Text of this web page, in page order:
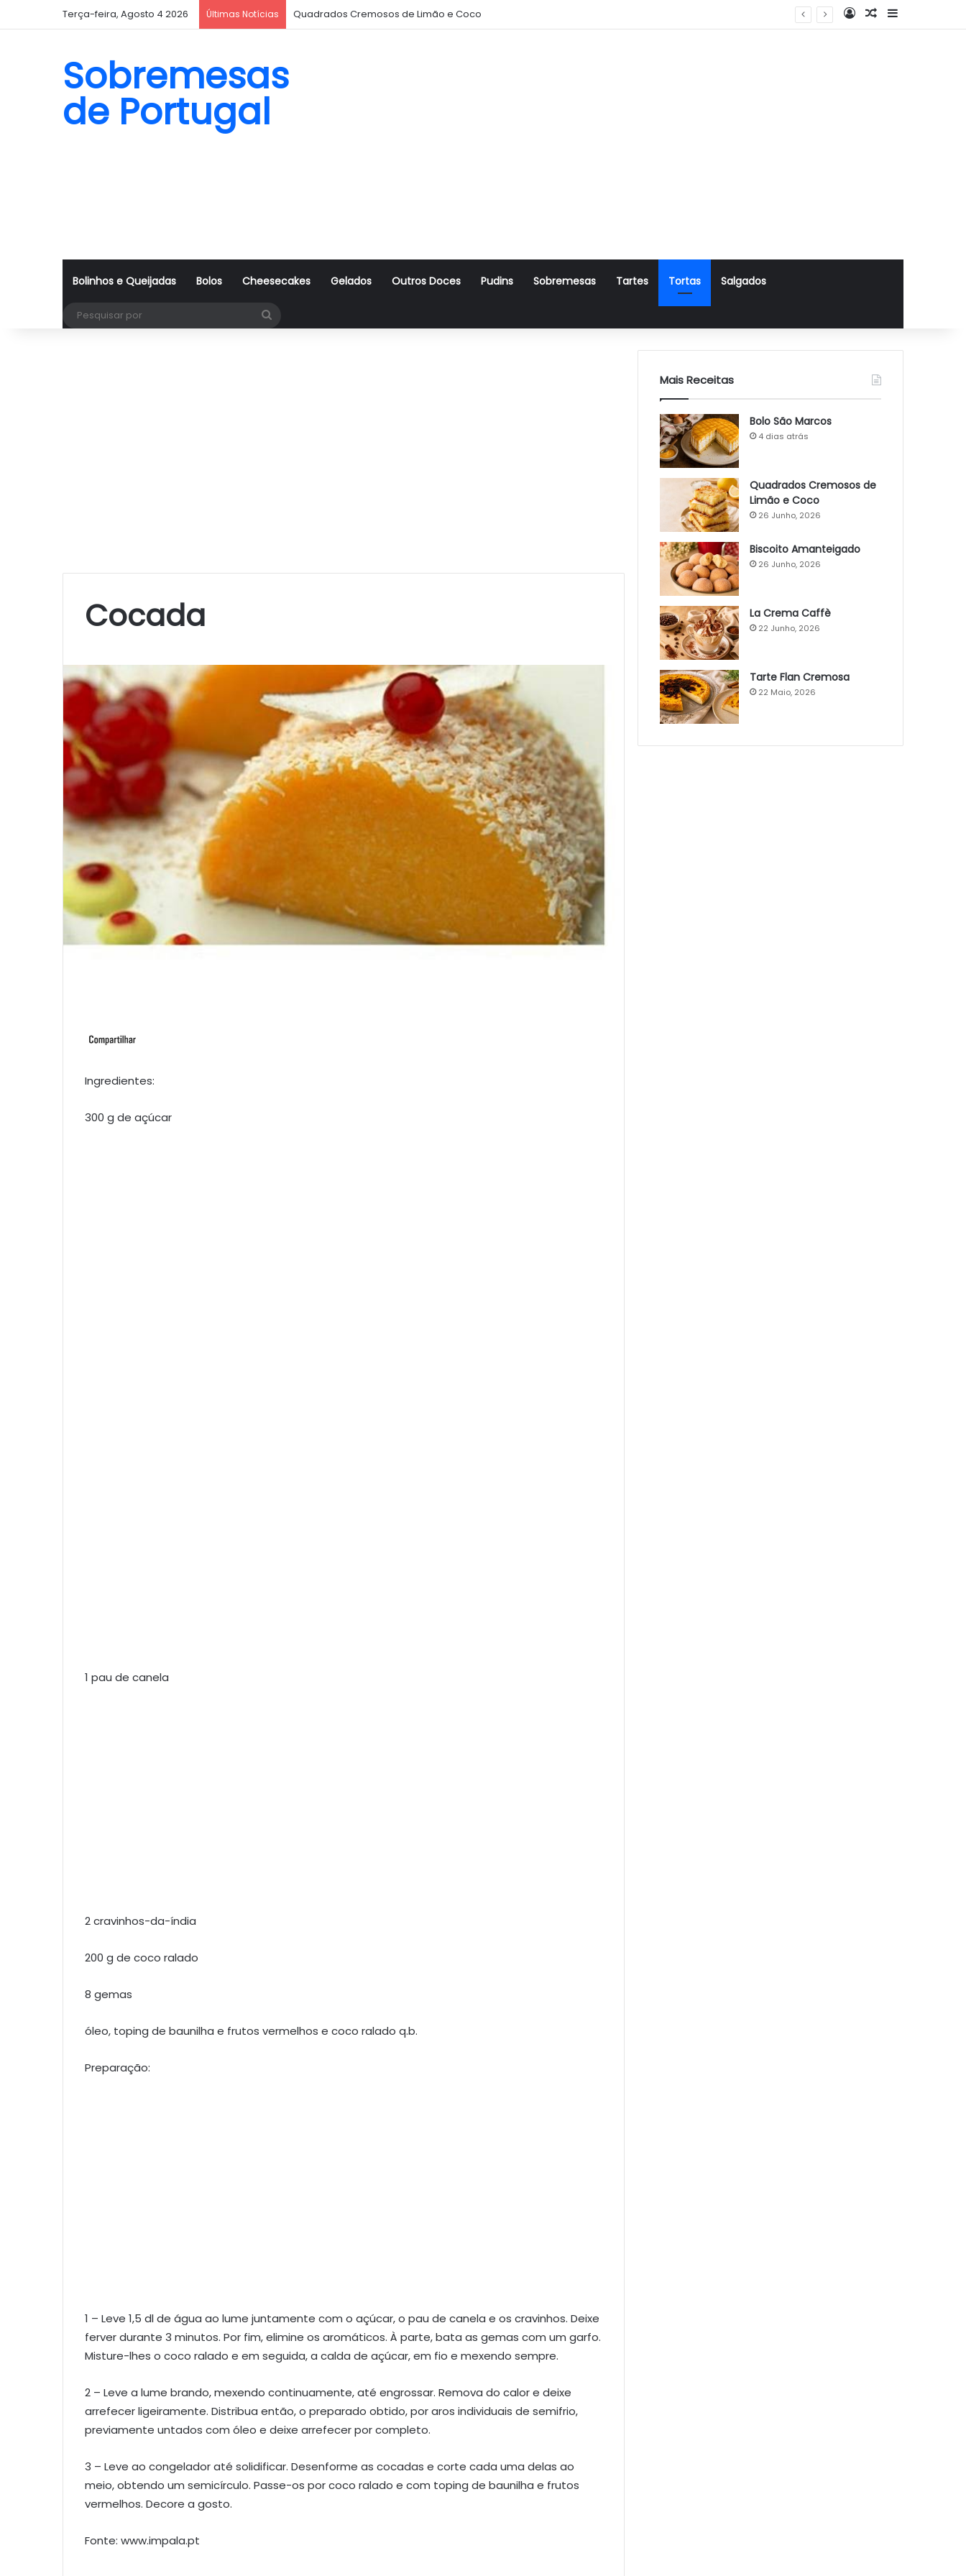
Terça-feira, Agosto 4 2026 Últimas Notícias Quadrados Cremosos de Limão e Coco Log InArtigo Aleatório
Sidebar
Sobremesas
de Portugal
Bolinhos e Queijadas Bolos Cheesecakes Gelados Outros Doces Pudins Sobremesas Tartes Tortas Salgados
Cocada
Ingredientes:
300 g de açúcar
1 pau de canela
2 cravinhos-da-índia
200 g de coco ralado
8 gemas
óleo, toping de baunilha e frutos vermelhos e coco ralado q.b.
Preparação:
1 – Leve 1,5 dl de água ao lume juntamente com o açúcar, o pau de canela e os cravinhos. Deixe
ferver durante 3 minutos. Por fim, elimine os aromáticos. À parte, bata as gemas com um garfo.
Misture-lhes o coco ralado e em seguida, a calda de açúcar, em fio e mexendo sempre.
2 – Leve a lume brando, mexendo continuamente, até engrossar. Remova do calor e deixe
arrefecer ligeiramente. Distribua então, o preparado obtido, por aros individuais de semifrio,
previamente untados com óleo e deixe arrefecer por completo.
3 – Leve ao congelador até solidificar. Desenforme as cocadas e corte cada uma delas ao
meio, obtendo um semicírculo. Passe-os por coco ralado e com toping de baunilha e frutos
vermelhos. Decore a gosto.
Fonte: www.impala.pt
Mais Receitas
Bolo São Marcos
4 dias atrás
Quadrados Cremosos de
Limão e Coco
26 Junho, 2026
Biscoito Amanteigado
26 Junho, 2026
La Crema Caffè
22 Junho, 2026
Tarte Flan Cremosa
22 Maio, 2026